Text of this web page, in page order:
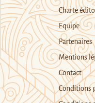
Charte
Equipe
Partenaires
Mentions
Contact
Conditions